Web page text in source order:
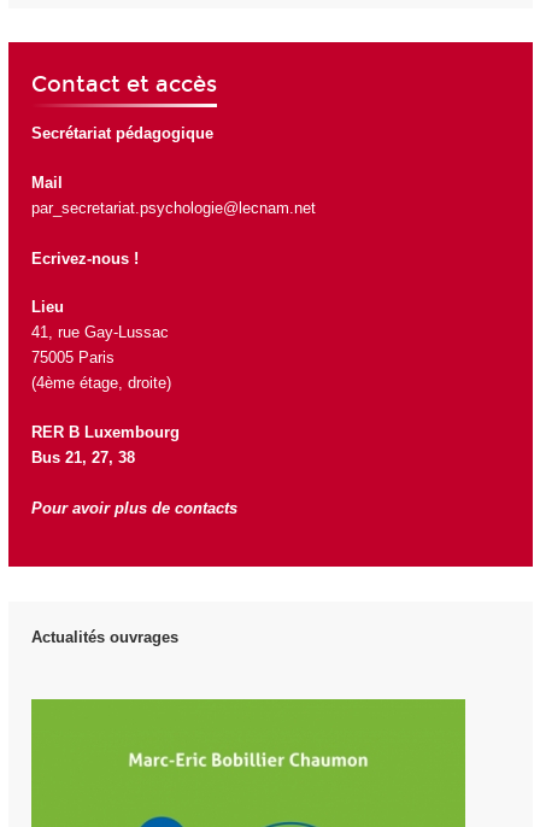
Contact et accès
Secrétariat pédagogique
Mail
par_secretariat.psychologie@lecnam.net
Ecrivez-nous !
Lieu
41, rue Gay-Lussac
75005 Paris
(4ème étage, droite)
RER B Luxembourg
Bus 21, 27, 38
Pour avoir plus de contacts
Actualités ouvrages